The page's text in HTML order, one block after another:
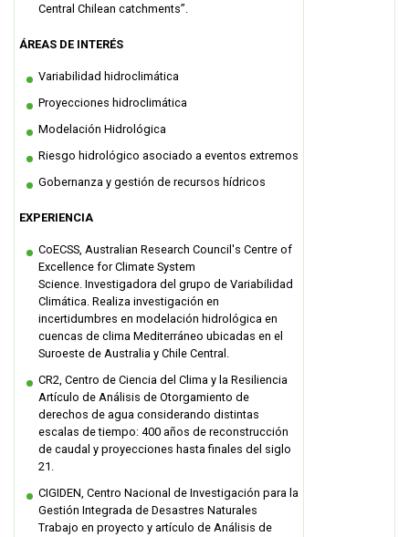
Central Chilean catchments”.
ÁREAS DE INTERÉS
Variabilidad hidroclimática
Proyecciones hidroclimática
Modelación Hidrológica
Riesgo hidrológico asociado a eventos extremos
Gobernanza y gestión de recursos hídricos
EXPERIENCIA
CoECSS, Australian Research Council's Centre of
Excellence for Climate System
Science. Investigadora del grupo de Variabilidad
Climática. Realiza investigación en
incertidumbres en modelación hidrológica en
cuencas de clima Mediterráneo ubicadas en el
Suroeste de Australia y Chile Central.
CR2, Centro de Ciencia del Clima y la Resiliencia
Artículo de Análisis de Otorgamiento de
derechos de agua considerando distintas
escalas de tiempo: 400 años de reconstrucción
de caudal y proyecciones hasta finales del siglo
21.
CIGIDEN, Centro Nacional de Investigación para la
Gestión Integrada de Desastres Naturales
Trabajo en proyecto y artículo de Análisis de